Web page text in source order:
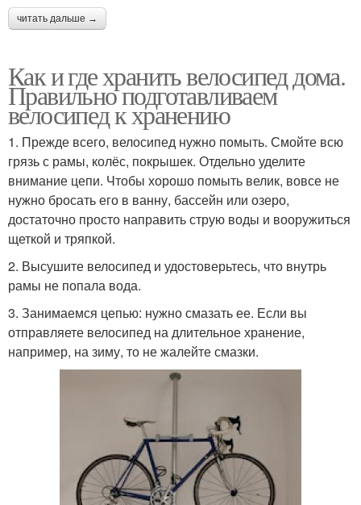
читать дальше →
Как и где хранить велосипед дома.
Правильно подготавливаем
велосипед к хранению
1. Прежде всего, велосипед нужно помыть. Смойте всю
грязь с рамы, колёс, покрышек. Отдельно уделите
внимание цепи. Чтобы хорошо помыть велик, вовсе не
нужно бросать его в ванну, бассейн или озеро,
достаточно просто направить струю воды и вооружиться
щеткой и тряпкой.
2. Высушите велосипед и удостоверьтесь, что внутрь
рамы не попала вода.
3. Занимаемся цепью: нужно смазать ее. Если вы
отправляете велосипед на длительное хранение,
например, на зиму, то не жалейте смазки.